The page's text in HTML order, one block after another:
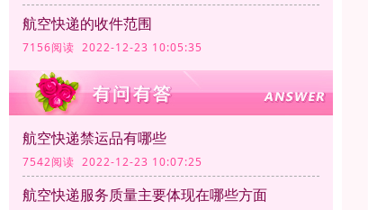
航空快递的收件范围
7156阅读 2022-12-23 10:05:35
航空快递禁运品有哪些
7542阅读 2022-12-23 10:07:25
航空快递服务质量主要体现在哪些方面